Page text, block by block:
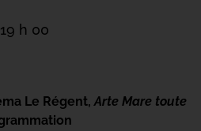
h 00
Le Régent,Arte Mare toute